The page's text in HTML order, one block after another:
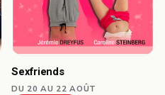
Sexfriends
DU 20 AU 22 AOÛT